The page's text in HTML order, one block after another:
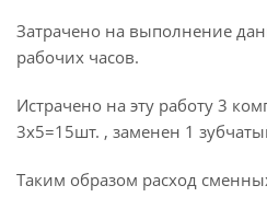
Затрачено на выполнение
рабочих часов.
Истрачено на эту работу 3
3х5=15шт. , заменен 1
Таким образом расход